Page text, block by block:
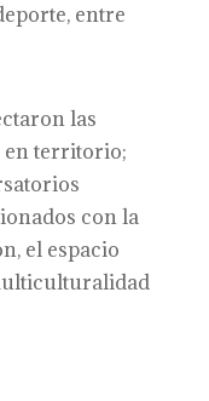
entre
las
en territorio;
con la
el espacio